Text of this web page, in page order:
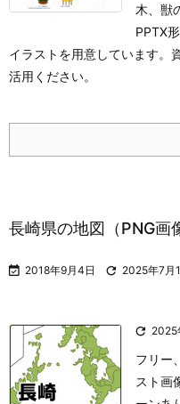
木、獣
PPTX
イラストを用意しています。
活用ください。
長崎県の地図（PNG画
 2018年9月4日  2025年7月
 2025
フリー
スト画